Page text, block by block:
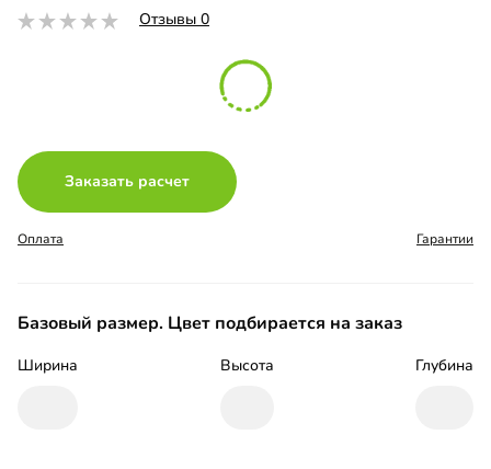
Отзывы 0
Заказать расчет
Оплата Гарантии
Базовый размер. Цвет подбирается на заказ
Ширина Высота Глубина